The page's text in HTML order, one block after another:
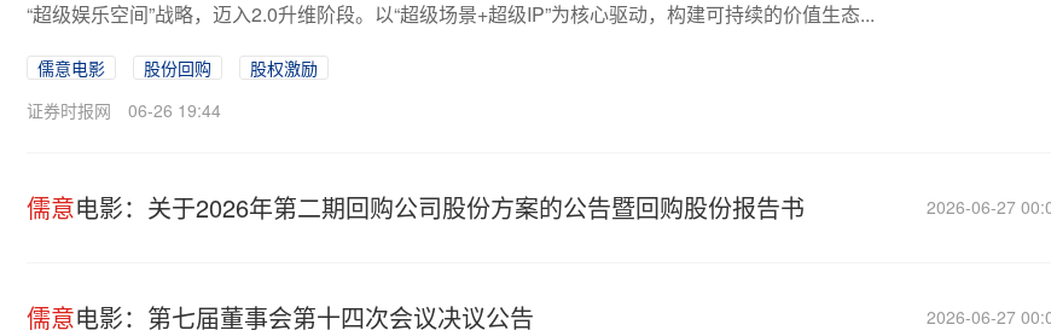
“超级娱乐空间”战略，迈入2.0升维阶段。以“超级场景+超级IP”为核心驱动，构建可持续的价值生态...
儒意电影 股份回购
股权激励
证券时报网
06-26 19:44
儒意电影：关于2026年第二期回购公司股份方案的公告暨回购股份报告书 2026-06-27
儒意电影：第七届董事会第十四次会议决议公告 2026-06-27